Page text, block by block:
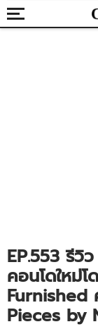
EP.553 รีวิ
คอนโดใหม่
Furnished
Pieces by